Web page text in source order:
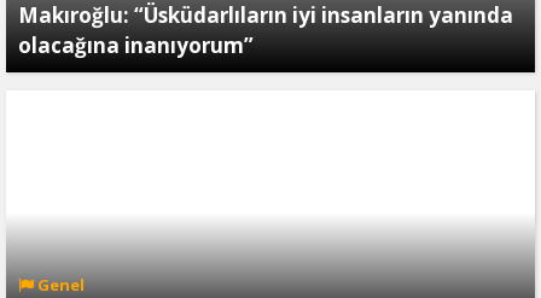
Makıroğlu: “Üsküdarlıların iyi insanların yanında
olacağına inanıyorum”
Genel